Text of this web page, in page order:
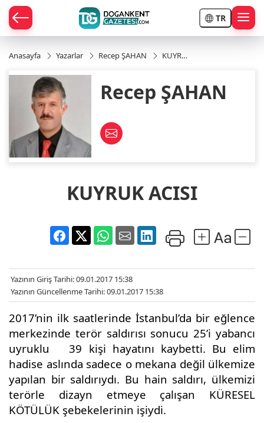
TR
Anasayfa Yazarlar Recep ŞAHAN
KUYRUK
Recep ŞAHAN
KUYRUK ACISI
Yazının Giriş Tarihi: 09.01.2017 15:38
Yazının Güncellenme Tarihi: 09.01.2017 15:38
2017’nin ilk saatlerinde İstanbul’da bir eğlence
merkezinde terör saldırısı sonucu 25’i yabancı
uyruklu
39 kişi hayatını kaybetti. Bu elim
hadise aslında sadece o mekana değil ülkemize
yapılan bir saldırıydı. Bu hain saldırı, ülkemizi
terörle dizayn etmeye çalışan KÜRESEL
KÖTÜLÜK şebekelerinin işiydi.